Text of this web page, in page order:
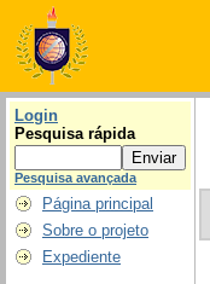
Login
Pesquisa rápida
Pesquisa avançada
Página principal
Sobre o projeto
Expediente